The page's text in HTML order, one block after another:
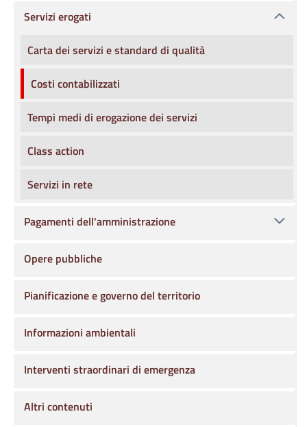
Servizi erogati
Carta dei servizi e standard di qualità
Costi contabilizzati
Tempi medi di erogazione dei servizi
Class action
Servizi in rete
Pagamenti dell'amministrazione
Opere pubbliche
Pianificazione e governo del territorio
Informazioni ambientali
Interventi straordinari di emergenza
Altri contenuti